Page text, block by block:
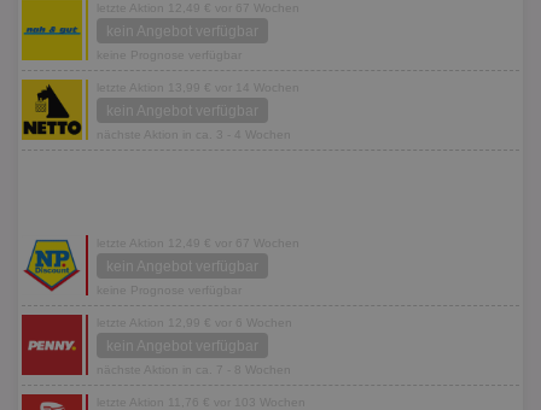
letzte Aktion 12,49 € vor 67 Wochen
kein Angebot verfügbar
keine Prognose verfügbar
letzte Aktion 13,99 € vor 14 Wochen
kein Angebot verfügbar
nächste Aktion in ca. 3 - 4 Wochen
letzte Aktion 12,49 € vor 67 Wochen
kein Angebot verfügbar
keine Prognose verfügbar
letzte Aktion 12,99 € vor 6 Wochen
kein Angebot verfügbar
nächste Aktion in ca. 7 - 8 Wochen
letzte Aktion 11,76 € vor 103 Wochen